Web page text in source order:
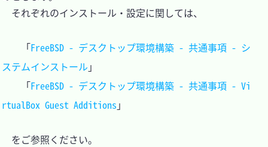
それぞれのインストール・設定に関しては、
	「
FreeBSD - デスクトップ環境構築 - 共通事項 - シ
ステムインストール 」
	「
FreeBSD - デスクトップ環境構築 - 共通事項 - Vi
rtualBox Guest Additions 」
をご参照ください。